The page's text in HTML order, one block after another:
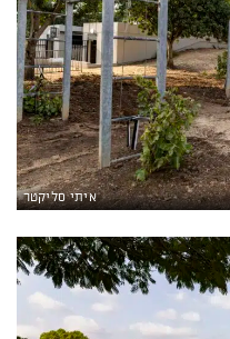
איתי סליקטר